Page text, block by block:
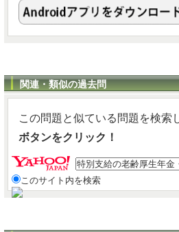
関連・類似の過去問
この問題と似ている問題を検索
ボタンをクリック！
このサイト内を検索